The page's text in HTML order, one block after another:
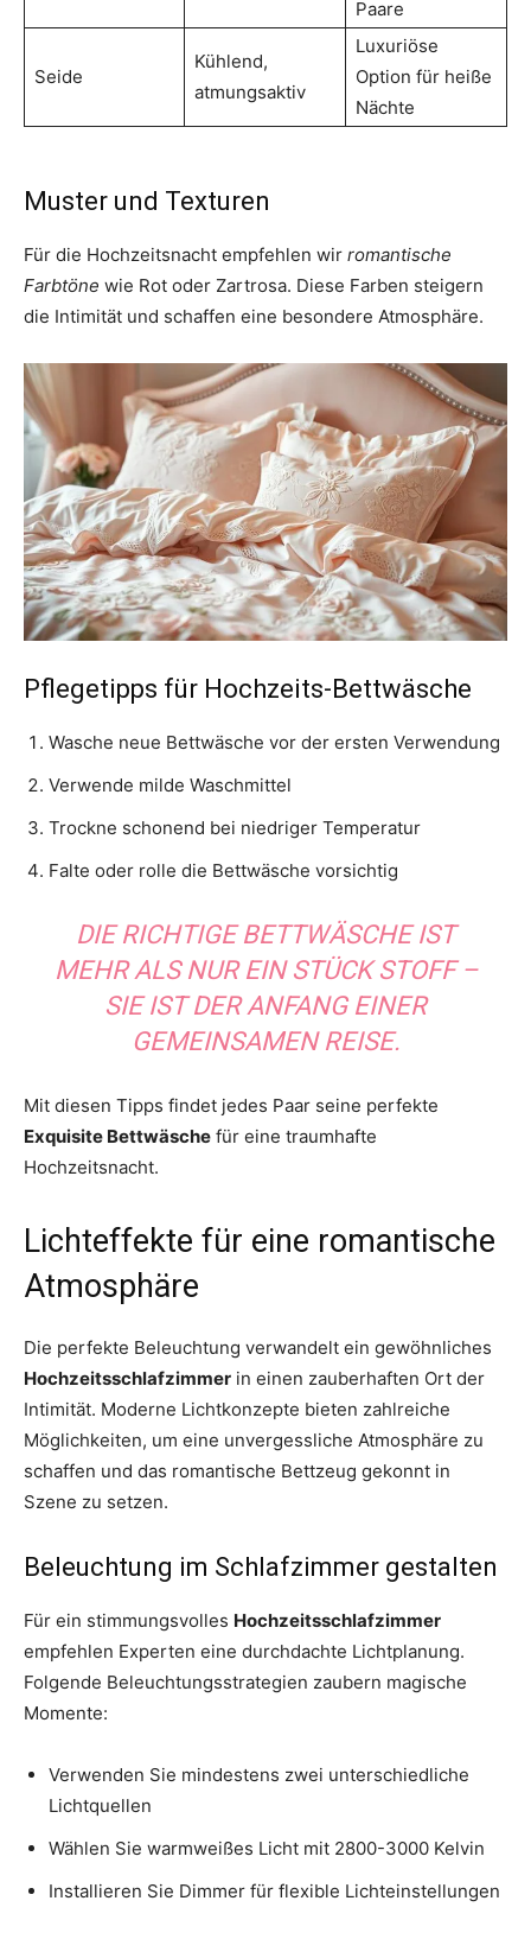
Paare
Seide
Kühlend,
atmungsaktiv
Luxuriöse
Option für heiße
Nächte
Muster und Texturen
Für die Hochzeitsnacht empfehlen wir romantische
Farbtöne wie Rot oder Zartrosa. Diese Farben steigern
die Intimität und schaffen eine besondere Atmosphäre.
Pflegetipps für Hochzeits-Bettwäsche
Wasche neue Bettwäsche vor der ersten Verwendung
Verwende milde Waschmittel
Trockne schonend bei niedriger Temperatur
Falte oder rolle die Bettwäsche vorsichtig
DIE RICHTIGE BETTWÄSCHE IST
MEHR ALS NUR EIN STÜCK STOFF –
SIE IST DER ANFANG EINER
GEMEINSAMEN REISE.
Mit diesen Tipps findet jedes Paar seine perfekte
Exquisite Bettwäsche für eine traumhafte
Hochzeitsnacht.
Lichteffekte für eine romantische
Atmosphäre
Die perfekte Beleuchtung verwandelt ein gewöhnliches
Hochzeitsschlafzimmer in einen zauberhaften Ort der
Intimität. Moderne Lichtkonzepte bieten zahlreiche
Möglichkeiten, um eine unvergessliche Atmosphäre zu
schaffen und das romantische Bettzeug gekonnt in
Szene zu setzen.
Beleuchtung im Schlafzimmer gestalten
Für ein stimmungsvolles Hochzeitsschlafzimmer
empfehlen Experten eine durchdachte Lichtplanung.
Folgende Beleuchtungsstrategien zaubern magische
Momente:
Verwenden Sie mindestens zwei unterschiedliche
Lichtquellen
Wählen Sie warmweißes Licht mit 2800-3000 Kelvin
Installieren Sie Dimmer für flexible Lichteinstellungen